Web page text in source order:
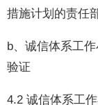
措施计划的责任
b、诚信体系工
验证
4.2 诚信体系工